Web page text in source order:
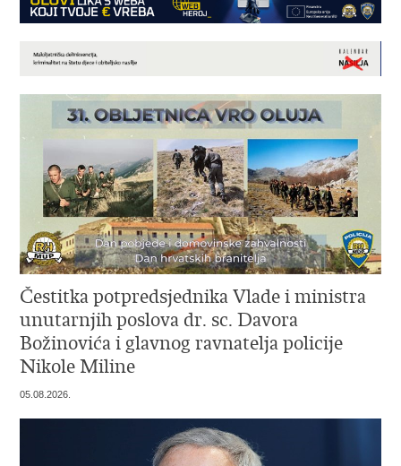
Čestitka potpredsjednika Vlade i ministra
unutarnjih poslova dr. sc. Davora
Božinovića i glavnog ravnatelja policije
Nikole Miline
05.08.2026.